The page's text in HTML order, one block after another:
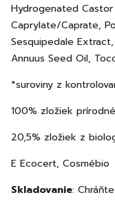
Hydrogenated
Caprylate/Caprate,
Sesquipedale
Annuus Seed Oil,
*suroviny z
100% zložiek
20,5% zložiek z
E Ecocert, Cosmébio
Skladovanie: